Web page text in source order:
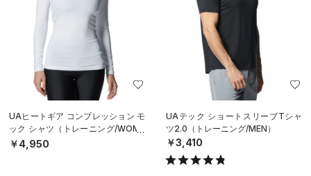
UAヒートギア コンプレッション モ
ック シャツ（トレーニング/WOME
N）
￥4,950
UAテック ショートスリーブTシャ
ツ2.0（トレーニング/MEN）
￥3,410